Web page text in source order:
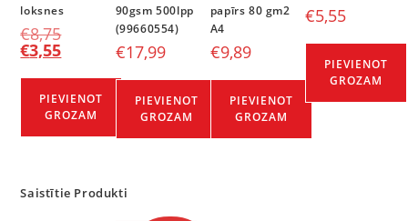
loksnes
€8,75
€3,55
PIEVIENOT
GROZAM
90gsm 500lpp
(99660554)
€17,99
PIEVIENOT
GROZAM
papīrs 80 gm2
A4
€9,89
PIEVIENOT
GROZAM
€5,55
PIEVIENOT
GROZAM
Saistītie Produkti